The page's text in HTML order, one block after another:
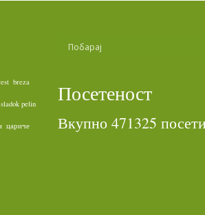
breza
sladok pelin
цариче
Посетеност
Вкупно 471325